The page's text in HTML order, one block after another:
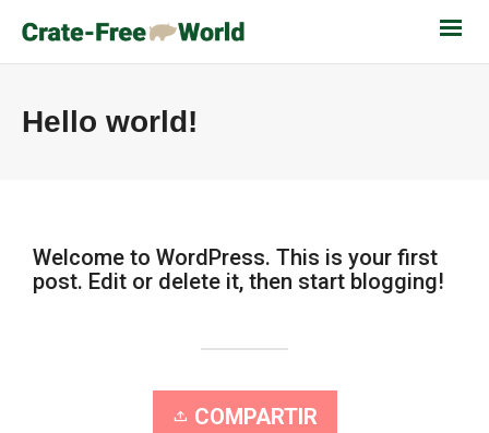
Hello world!
Welcome to WordPress. This is your first
post. Edit or delete it, then start blogging!
COMPARTIR